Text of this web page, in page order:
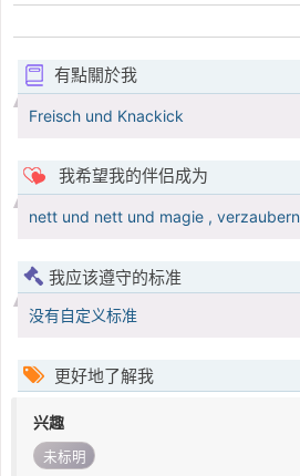
有點關於我
Freisch und Knackick
我希望我的伴侣成为
nett und nett und magie , verzaubern
我应该遵守的标准
没有自定义标准
更好地了解我
兴趣
未标明